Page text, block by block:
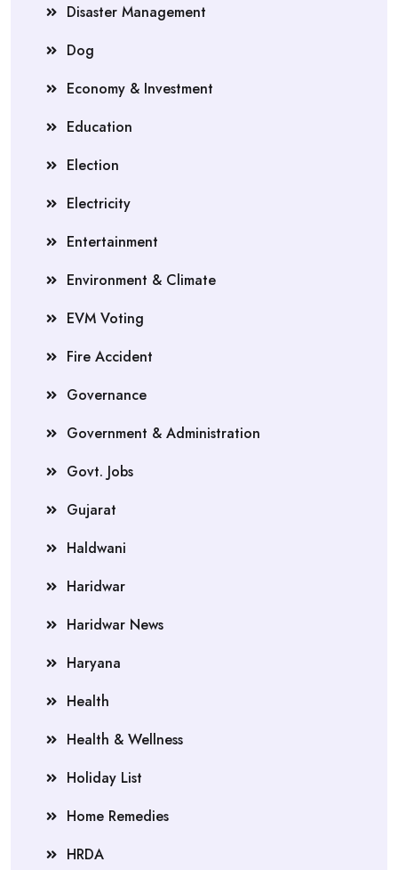
Disaster Management
Dog
Economy & Investment
Education
Election
Electricity
Entertainment
Environment & Climate
EVM Voting
Fire Accident
Governance
Government & Administration
Govt. Jobs
Gujarat
Haldwani
Haridwar
Haridwar News
Haryana
Health
Health & Wellness
Holiday List
Home Remedies
HRDA